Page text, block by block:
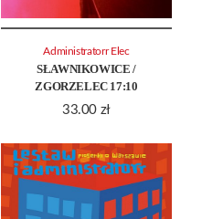
SŁAWNIKOWICE /
ZGORZELEC 17:10
33.00 zł
Administratorr Elec